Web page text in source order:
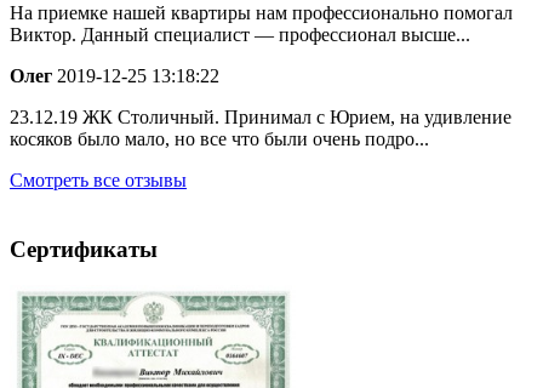
На приемке нашей квартиры нам профессионально помогал
Виктор. Данный специалист — профессионал высше...
Олег 2019-12-25 13:18:22
23.12.19 ЖК Столичный. Принимал с Юрием, на удивление
косяков было мало, но все что были очень подро...
Смотреть все отзывы
Сертификаты